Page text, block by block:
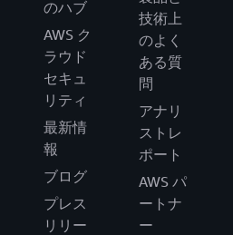
のハブ
AWS ク
ラウド
セキュ
リティ
最新情
報
ブログ
プレス
リリー
技術上
のよく
ある質
問
アナリ
ストレ
ポート
AWS パ
ートナ
ー